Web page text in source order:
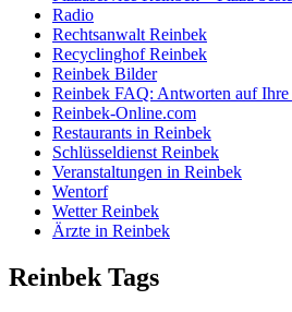
Radio
Rechtsanwalt Reinbek
Recyclinghof Reinbek
Reinbek Bilder
Reinbek FAQ: Antworten auf Ihre
Reinbek-Online.com
Restaurants in Reinbek
Schlüsseldienst Reinbek
Veranstaltungen in Reinbek
Wentorf
Wetter Reinbek
Ärzte in Reinbek
Reinbek Tags